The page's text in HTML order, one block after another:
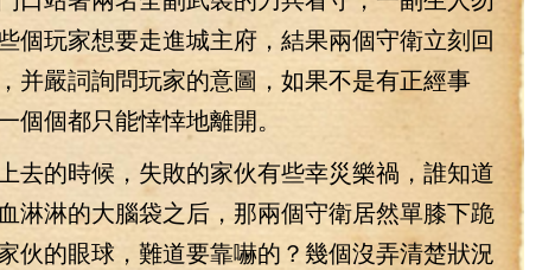
個玩家想要走進城主府，結果兩個守衛立刻回
并嚴詞詢問玩家的意圖，如果不是有正經事
個個都只能悻悻地離開。
時候，失敗的家伙有些幸災樂禍，誰知道
淋淋的大腦袋之后，那兩個守衛居然單膝下跪
伙的眼球，難道要靠嚇的？幾個沒弄清楚狀況